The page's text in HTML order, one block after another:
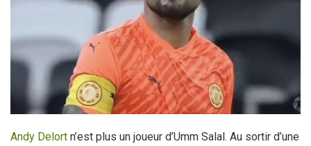
Andy Delort n’est plus un joueur d’Umm Salal. Au sortir d’une